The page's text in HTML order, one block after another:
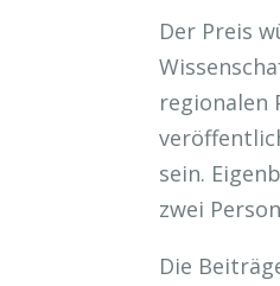
Der Preis
regionalen
sein.
zwei
Die